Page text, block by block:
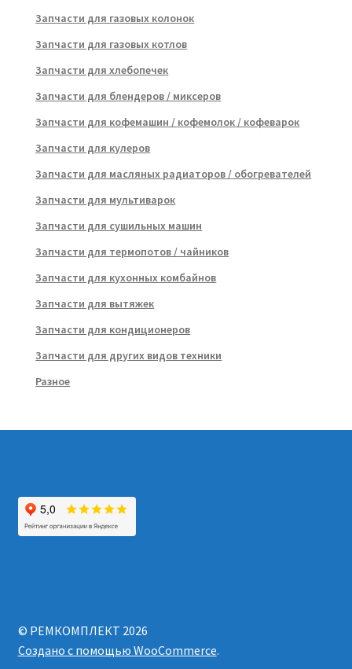
Запчасти для газовых колонок
Запчасти для газовых котлов
Запчасти для хлебопечек
Запчасти для блендеров / миксеров
Запчасти для кофемашин / кофемолок / кофеварок
Запчасти для кулеров
Запчасти для масляных радиаторов / обогревателей
Запчасти для мультиварок
Запчасти для сушильных машин
Запчасти для термопотов / чайников
Запчасти для кухонных комбайнов
Запчасти для вытяжек
Запчасти для кондиционеров
Запчасти для других видов техники
Разное
© РЕМКОМПЛЕКТ 2026
Создано с помощью WooCommerce.